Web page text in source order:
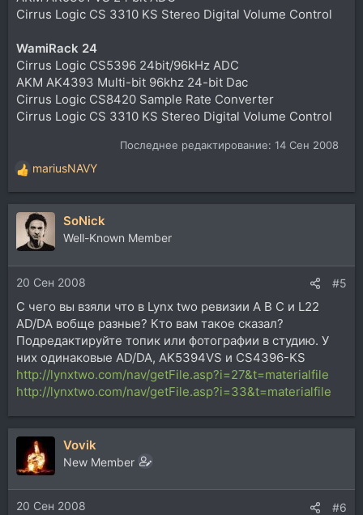
Cirrus Logic CS 3310 KS Stereo Digital Volume Control
WamiRack 24
Cirrus Logic CS5396 24bit/96kHz ADC
AKM AK4393 Multi-bit 96khz 24-bit Dac
Cirrus Logic CS8420 Sample Rate Converter
Cirrus Logic CS 3310 KS Stereo Digital Volume Control
Последнее редактирование: 14 Сен 2008
Р
е
а
и
и
:
mariusNAVY
SoNick
Well-Known Member
20 Сен 2008 #5
С чего вы взяли что в Lynx two ревизии A B С и L22
AD/DA вобще разные? Кто вам такое сказал?
Подредактируйте топик или фотографии в студию. У
них одинаковые AD/DA, AK5394VS и CS4396-KS
http://lynxtwo.com/nav/getFile.asp?i=27&t=materialfile
http://lynxtwo.com/nav/getFile.asp?i=33&t=materialfile
Vovik
New Member
20 Сен 2008 #6